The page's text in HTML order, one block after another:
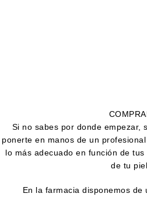
Si no sabes por donde empezar,
ponerte en manos de un
lo más adecuado en función de
de tu piel.
En la farmacia disponemos de